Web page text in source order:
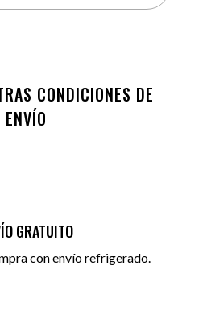
CONDICIONES DE
ENVÍO
GRATUITO
con envío refrigerado.